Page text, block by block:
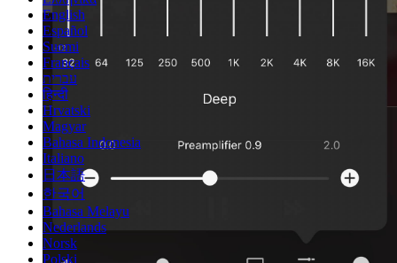
English
Español
Suomi
Français
עברית
हिन्दी
Hrvatski
Magyar
Bahasa Indonesia
Italiano
日本語
한국어
Bahasa Melayu
Nederlands
Norsk
Polski